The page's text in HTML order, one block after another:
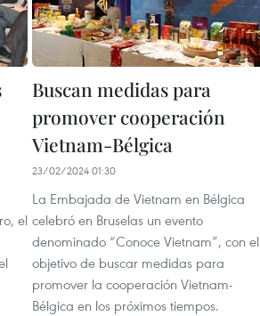
el
Buscan medidas para
promover cooperación
Vietnam-Bélgica
23/02/2024 01:30
La Embajada de Vietnam en Bélgica
celebró en Bruselas un evento
denominado “Conoce Vietnam”, con el
objetivo de buscar medidas para
promover la cooperación Vietnam-
Bélgica en los próximos tiempos.